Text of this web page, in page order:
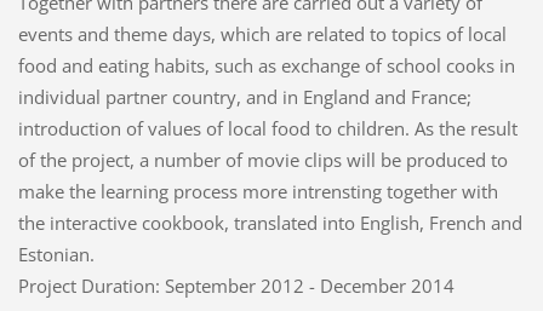
events and theme days, which are related to topics of local
food and eating habits, such as exchange of school cooks in
individual partner country, and in England and France;
introduction of values of local food to children. As the result
of the project, a number of movie clips will be produced to
make the learning process more intrensting together with
the interactive cookbook, translated into English, French and
Estonian.
Project Duration: September 2012 - December 2014